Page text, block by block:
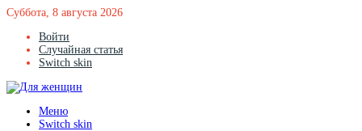
Суббота, 8 августа 2026
Войти
Случайная статья
Switch skin
Меню
Switch skin